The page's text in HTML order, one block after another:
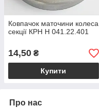
Ковпачок маточини колеса
секції КРН Н 041.22.401
14,50 ₴
Купити
Про нас